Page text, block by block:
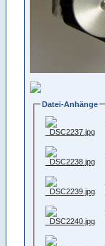
Datei-Anhänge